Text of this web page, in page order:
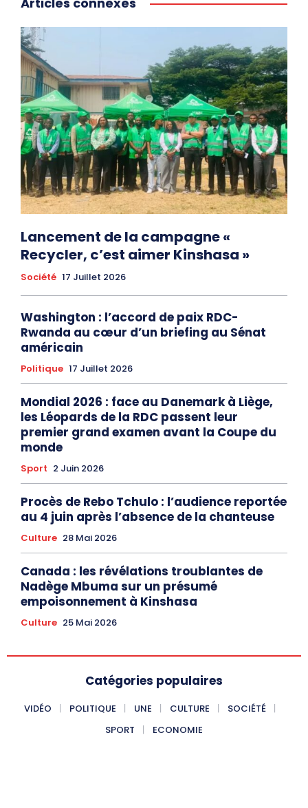
Lancement de la campagne «
Recycler, c’est aimer Kinshasa »
Société 17 Juillet 2026
Washington : l’accord de paix RDC-
Rwanda au cœur d’un briefing au Sénat
américain
Politique 17 Juillet 2026
Mondial 2026 : face au Danemark à Liège,
les Léopards de la RDC passent leur
premier grand examen avant la Coupe du
monde
Sport 2 Juin 2026
Procès de Rebo Tchulo : l’audience reportée
au 4 juin après l’absence de la chanteuse
Culture 28 Mai 2026
Canada : les révélations troublantes de
Nadège Mbuma sur un présumé
empoisonnement à Kinshasa
Culture 25 Mai 2026
Catégories populaires
VIDÉO POLITIQUE UNE CULTURE
SOCIÉTÉ
SPORT
ECONOMIE